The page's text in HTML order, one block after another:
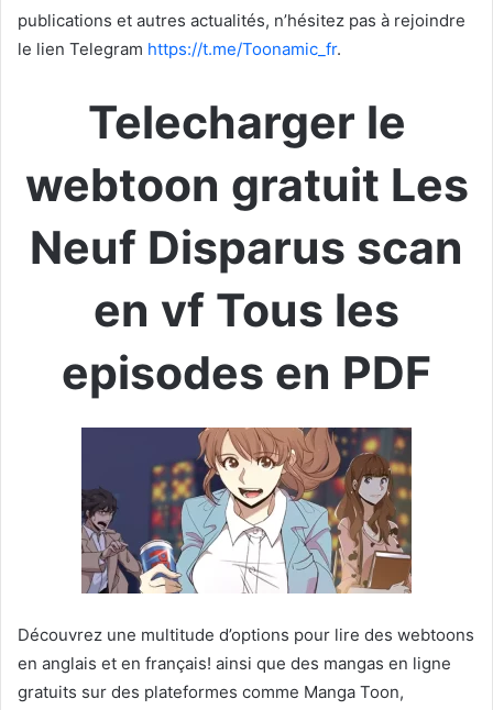
publications et autres actualités, n’hésitez pas à rejoindre
le lien Telegram https://t.me/Toonamic_fr.
Telecharger le
webtoon gratuit Les
Neuf Disparus scan
en vf Tous les
episodes en PDF
Découvrez une multitude d’options pour lire des webtoons
en anglais et en français! ainsi que des mangas en ligne
gratuits sur des plateformes comme Manga Toon,